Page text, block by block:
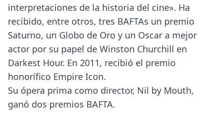
interpretaciones de la historia del cine». Ha
recibido, entre otros, tres BAFTAs un premio
Saturno, un Globo de Oro y un Oscar a mejor
actor por su papel de Winston Churchill en
Darkest Hour. En 2011, recibió el premio
honorífico Empire Icon.
Su ópera prima como director, Nil by Mouth,
ganó dos premios BAFTA.